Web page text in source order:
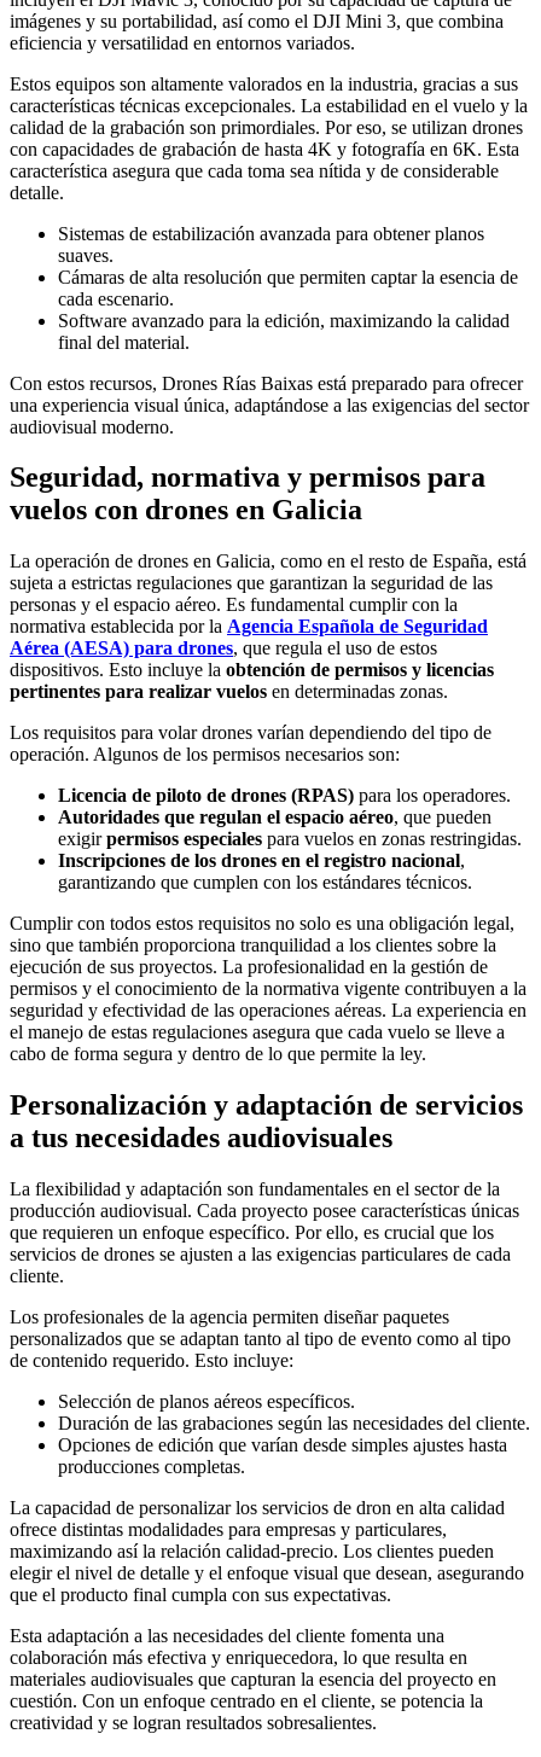
imágenes y su portabilidad, así como el DJI Mini 3, que combina
eficiencia y versatilidad en entornos variados.
Estos equipos son altamente valorados en la industria, gracias a sus
características técnicas excepcionales. La estabilidad en el vuelo y la
calidad de la grabación son primordiales. Por eso, se utilizan drones
con capacidades de grabación de hasta 4K y fotografía en 6K. Esta
característica asegura que cada toma sea nítida y de considerable
detalle.
Sistemas de estabilización avanzada para obtener planos
suaves.
Cámaras de alta resolución que permiten captar la esencia de
cada escenario.
Software avanzado para la edición, maximizando la calidad
final del material.
Con estos recursos, Drones Rías Baixas está preparado para ofrecer
una experiencia visual única, adaptándose a las exigencias del sector
audiovisual moderno.
Seguridad, normativa y permisos para
vuelos con drones en Galicia
La operación de drones en Galicia, como en el resto de España, está
sujeta a estrictas regulaciones que garantizan la seguridad de las
personas y el espacio aéreo. Es fundamental cumplir con la
normativa establecida por la Agencia Española de Seguridad
Aérea (AESA) para drones, que regula el uso de estos
dispositivos. Esto incluye la obtención de permisos y licencias
pertinentes para realizar vuelos en determinadas zonas.
Los requisitos para volar drones varían dependiendo del tipo de
operación. Algunos de los permisos necesarios son:
Licencia de piloto de drones (RPAS) para los operadores.
Autoridades que regulan el espacio aéreo, que pueden
exigirpermisos especiales para vuelos en zonas restringidas.
Inscripciones de los drones en el registro nacional,
garantizando que cumplen con los estándares técnicos.
Cumplir con todos estos requisitos no solo es una obligación legal,
sino que también proporciona tranquilidad a los clientes sobre la
ejecución de sus proyectos. La profesionalidad en la gestión de
permisos y el conocimiento de la normativa vigente contribuyen a la
seguridad y efectividad de las operaciones aéreas. La experiencia en
el manejo de estas regulaciones asegura que cada vuelo se lleve a
cabo de forma segura y dentro de lo que permite la ley.
Personalización y adaptación de servicios
a tus necesidades audiovisuales
La flexibilidad y adaptación son fundamentales en el sector de la
producción audiovisual. Cada proyecto posee características únicas
que requieren un enfoque específico. Por ello, es crucial que los
servicios de drones se ajusten a las exigencias particulares de cada
cliente.
Los profesionales de la agencia permiten diseñar paquetes
personalizados que se adaptan tanto al tipo de evento como al tipo
de contenido requerido. Esto incluye:
Selección de planos aéreos específicos.
Duración de las grabaciones según las necesidades del cliente.
Opciones de edición que varían desde simples ajustes hasta
producciones completas.
La capacidad de personalizar los servicios de dron en alta calidad
ofrece distintas modalidades para empresas y particulares,
maximizando así la relación calidad-precio. Los clientes pueden
elegir el nivel de detalle y el enfoque visual que desean, asegurando
que el producto final cumpla con sus expectativas.
Esta adaptación a las necesidades del cliente fomenta una
colaboración más efectiva y enriquecedora, lo que resulta en
materiales audiovisuales que capturan la esencia del proyecto en
cuestión. Con un enfoque centrado en el cliente, se potencia la
creatividad y se logran resultados sobresalientes.